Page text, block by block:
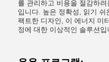
를 관리하고 비용을 절감하
입니다. 높은 정확성, 읽기
팩트한 디자인, 이 에너지 미
정에 대한 이상적인 솔루션입